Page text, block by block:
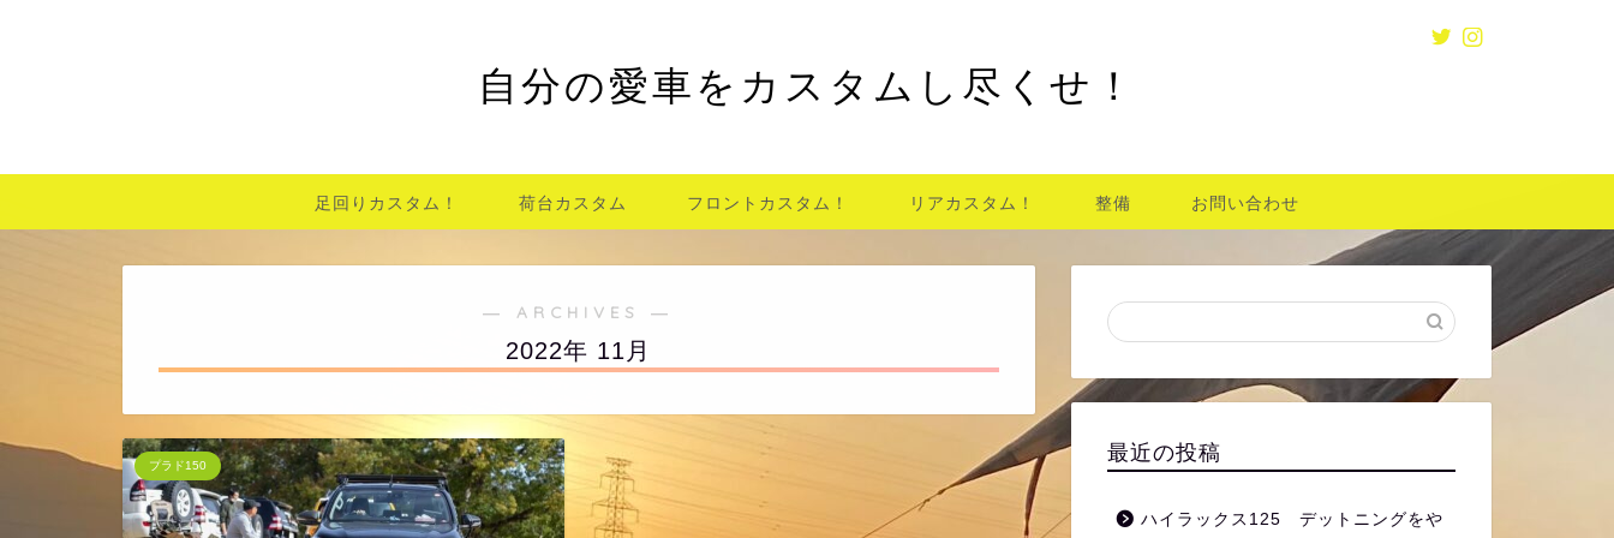
自分の愛車をカスタムし尽くせ！
足回りカスタム！ 荷台カスタム フロントカスタム！ リアカスタム！ 整備 お問い合わせ
― ARCHIVES ―
2022年 11月
プラド150
最近の投稿
ハイラックス125 デットニングをや